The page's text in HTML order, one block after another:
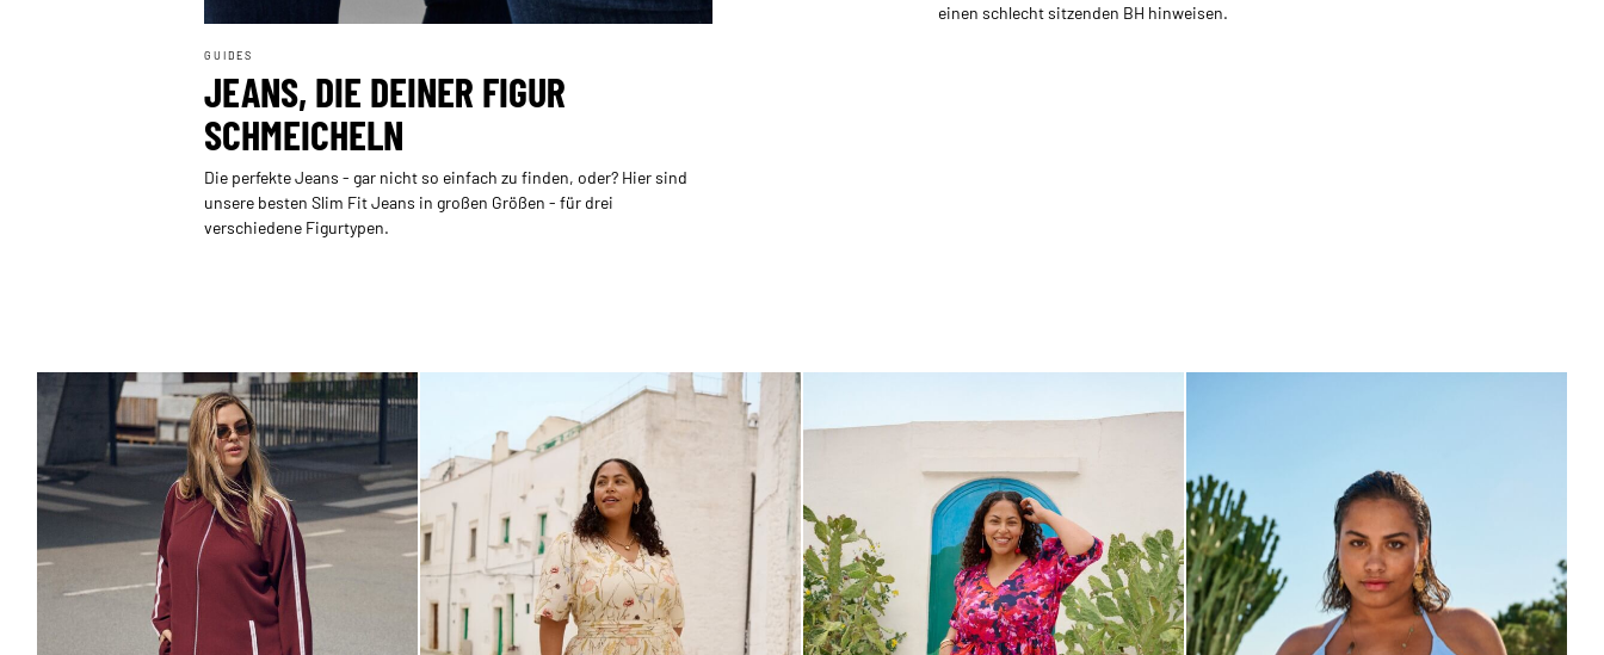
GUIDES
JEANS, DIE DEINER FIGUR
SCHMEICHELN
Die perfekte Jeans - gar nicht so einfach zu finden, oder? Hier sind
unsere besten Slim Fit Jeans in großen Größen - für drei
verschiedene Figurtypen.
einen schlecht sitzenden BH hinweisen.